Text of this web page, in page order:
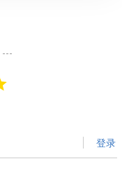
登录